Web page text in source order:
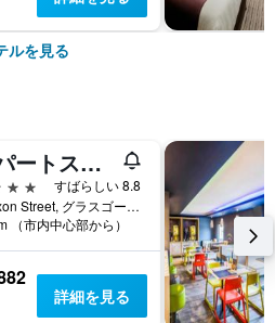
ルを見る
アパートスタイルホテル アダージョ グラスゴー セントラル
すばらしい 8.8
5 Dixon Street, グラスゴー, イギリス
（市内中心部から）
詳細を見る